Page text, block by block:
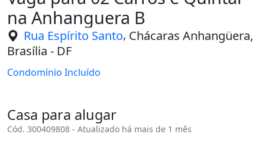
na Anhanguera B
Rua Espírito Santo, Chácaras Anhangüera,
Brasília - DF
Condomínio Incluído
Casa para alugar
Cód. 300409808 - Atualizado há mais de 1 mês